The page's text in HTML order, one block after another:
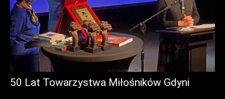
50 Lat Towarzystwa Miłośników Gdyni